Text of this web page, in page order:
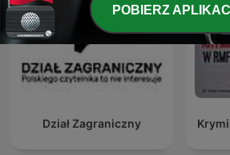
Dział Zagraniczny
POBIERZ